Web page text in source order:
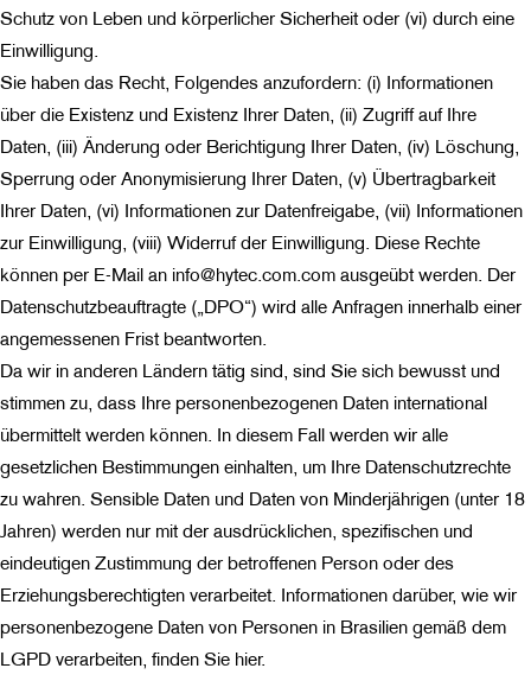
Schutz von Leben und körperlicher Sicherheit oder (vi) durch eine
Einwilligung.
Sie haben das Recht, Folgendes anzufordern: (i) Informationen
über die Existenz und Existenz Ihrer Daten, (ii) Zugriff auf Ihre
Daten, (iii) Änderung oder Berichtigung Ihrer Daten, (iv) Löschung,
Sperrung oder Anonymisierung Ihrer Daten, (v) Übertragbarkeit
Ihrer Daten, (vi) Informationen zur Datenfreigabe, (vii) Informationen
zur Einwilligung, (viii) Widerruf der Einwilligung. Diese Rechte
können per E-Mail an info@hytec.com.com ausgeübt werden. Der
Datenschutzbeauftragte („DPO“) wird alle Anfragen innerhalb einer
angemessenen Frist beantworten.
Da wir in anderen Ländern tätig sind, sind Sie sich bewusst und
stimmen zu, dass Ihre personenbezogenen Daten international
übermittelt werden können. In diesem Fall werden wir alle
gesetzlichen Bestimmungen einhalten, um Ihre Datenschutzrechte
zu wahren. Sensible Daten und Daten von Minderjährigen (unter 18
Jahren) werden nur mit der ausdrücklichen, spezifischen und
eindeutigen Zustimmung der betroffenen Person oder des
Erziehungsberechtigten verarbeitet. Informationen darüber, wie wir
personenbezogene Daten von Personen in Brasilien gemäß dem
LGPD verarbeiten, finden Sie hier.